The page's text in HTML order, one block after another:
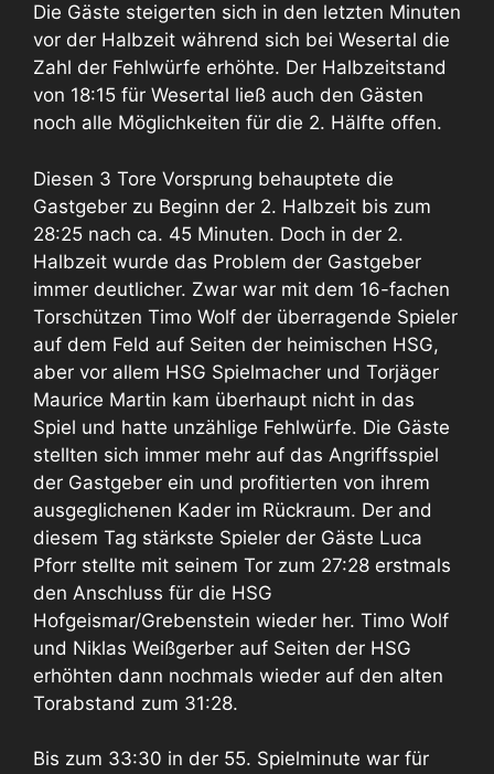
Die Gäste steigerten sich in den letzten Minuten
vor der Halbzeit während sich bei Wesertal die
Zahl der Fehlwürfe erhöhte. Der Halbzeitstand
von 18:15 für Wesertal ließ auch den Gästen
noch alle Möglichkeiten für die 2. Hälfte offen.
Diesen 3 Tore Vorsprung behauptete die
Gastgeber zu Beginn der 2. Halbzeit bis zum
28:25 nach ca. 45 Minuten. Doch in der 2.
Halbzeit wurde das Problem der Gastgeber
immer deutlicher. Zwar war mit dem 16-fachen
Torschützen Timo Wolf der überragende Spieler
auf dem Feld auf Seiten der heimischen HSG,
aber vor allem HSG Spielmacher und Torjäger
Maurice Martin kam überhaupt nicht in das
Spiel und hatte unzählige Fehlwürfe. Die Gäste
stellten sich immer mehr auf das Angriffsspiel
der Gastgeber ein und profitierten von ihrem
ausgeglichenen Kader im Rückraum. Der and
diesem Tag stärkste Spieler der Gäste Luca
Pforr stellte mit seinem Tor zum 27:28 erstmals
den Anschluss für die HSG
Hofgeismar/Grebenstein wieder her. Timo Wolf
und Niklas Weißgerber auf Seiten der HSG
erhöhten dann nochmals wieder auf den alten
Torabstand zum 31:28.
Bis zum 33:30 in der 55. Spielminute war für